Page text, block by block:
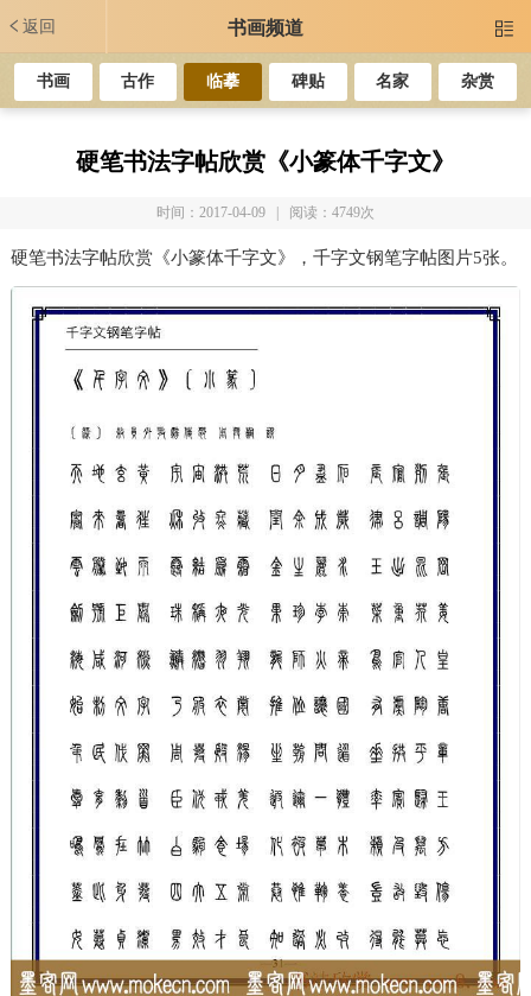
返回 书画频道 
书画 古作 临摹 碑贴 名家 杂赏
硬笔书法字帖欣赏《小篆体千字文》
时间：2017-04-09 | 阅读：4749次
硬笔书法字帖欣赏《小篆体千字文》，千字文钢笔字帖图片5张。